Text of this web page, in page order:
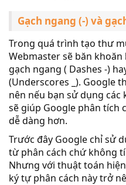
Gạch ngang (-) và
Trong quá trình tạo thư
Webmaster sẽ băn
gạch ngang ( Dashes -)
(Underscores _). Google
nên nếu bạn sử dụng các
sẽ giúp Google phân tích
dễ dàng hơn.
Trước đây Google chỉ sử
từ phân cách chứ không
Nhưng với thuật toán
ký tự phân cách này trở